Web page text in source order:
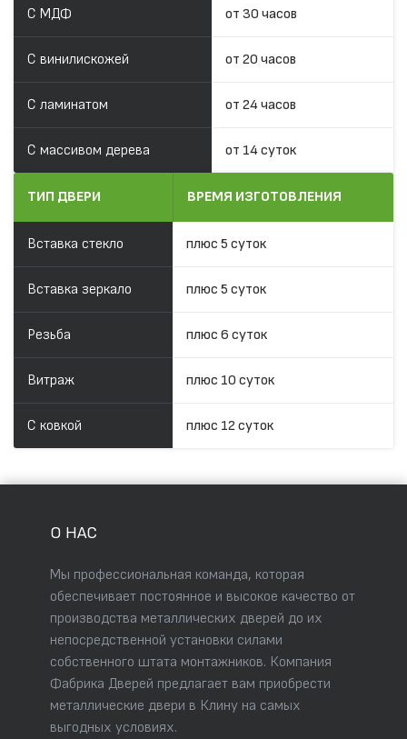
С МДФ от 30 часов
С винилискожей от 20 часов
С ламинатом от 24 часов
С массивом дерева от 14 суток
ТИП ДВЕРИ ВРЕМЯ ИЗГОТОВЛЕНИЯ
Вставка стекло плюс 5 суток
Вставка зеркало плюс 5 суток
Резьба плюс 6 суток
Витраж плюс 10 суток
С ковкой плюс 12 суток
О НАС
Мы профессиональная команда, которая
обеспечивает постоянное и высокое качество от
производства металлических дверей до их
непосредственной установки силами
собственного штата монтажников. Компания
Фабрика Дверей предлагает вам приобрести
металлические двери в Клину на самых
выгодных условиях.